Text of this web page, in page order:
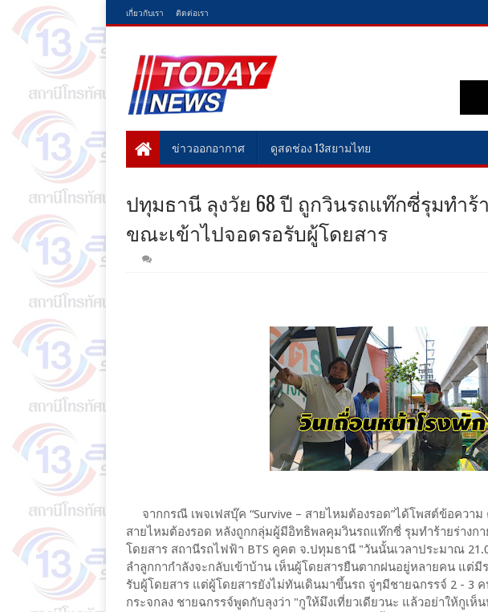
เกี่ยวกับเรา ติดต่อเรา
ข่าวออกอากาศ ดูสดช่อง 13สยามไทย
ปทุมธานี ลุงวัย 68 ปี ถูกวินรถแท๊กซี่รุมทำร้
ขณะเข้าไปจอดรอรับผู้โดยสาร
จากกรณี เพจเฟสบุ๊ค “Survive – สายไหมต้องรอด”ได้โพสต์ข้อควา
สายไหมต้องรอด หลังถูกกลุ่มผู้มีอิทธิพลคุมวินรถแท๊กซี่ รุมทำร้ายร่าง
โดยสาร สถานีรถไฟฟ้า BTS คูคต จ.ปทุมธานี "วันนั้นเวลาประมาณ
ลำลูกกากำลังจะกลับเข้าบ้าน เห็นผู้โดยสารยืนตากฝนอยู่หลายคน แต่
รับผู้โดยสาร แต่ผู้โดยสารยังไม่ทันเดินมาขึ้นรถ จู่ๆมีชายฉกรรจ์ 2 - 3 ค
กระจกลง ชายฉกรรจ์พูดกับลุงว่า "กูให้มึงเที่ยวเดียวนะ แล้วอย่าให้กูเห็